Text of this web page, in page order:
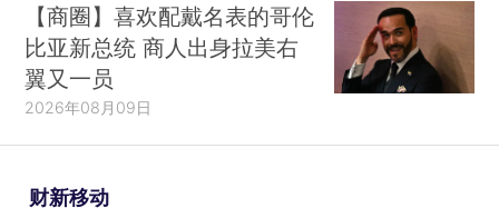
【商圈】喜欢配戴名表的哥伦
比亚新总统 商人出身拉美右
翼又一员
2026年08月09日
财新移动